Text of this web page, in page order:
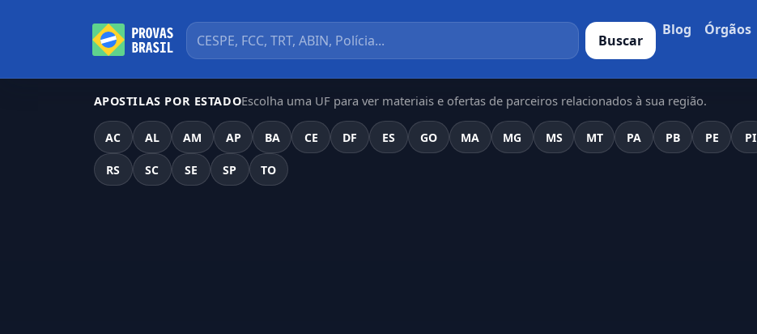
Buscar
Blog Órgãos
APOSTILAS POR ESTADOEscolha uma UF para ver materiais e ofertas de parceiros relacionados à sua região.
AC AL AM AP BA CE DF ES GO MA MG MS MT PA PB PE PI
RS SC SE SP TO